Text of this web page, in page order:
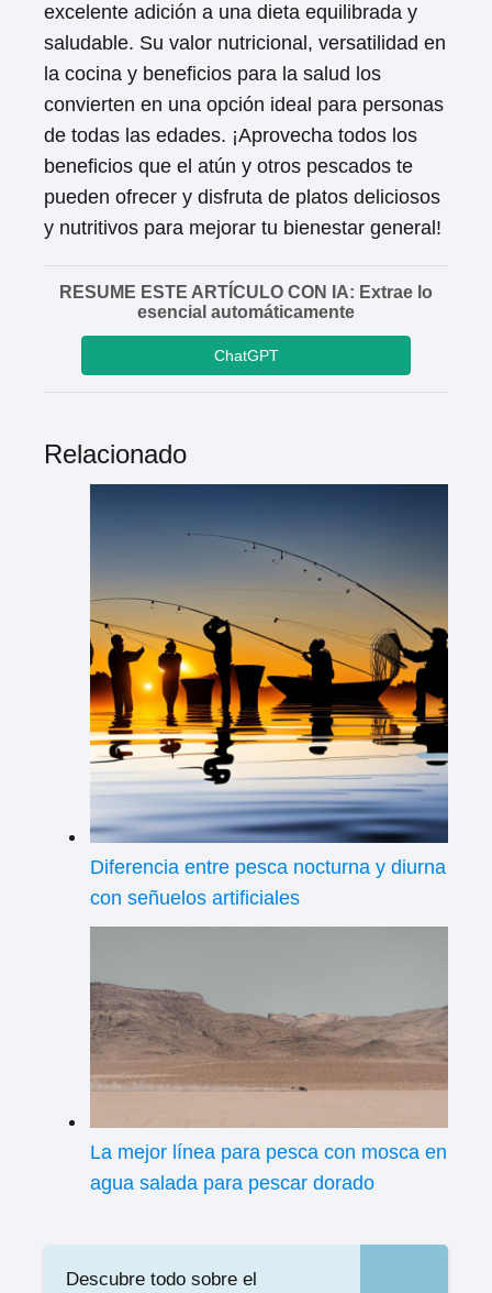
excelente adición a una dieta equilibrada y
saludable. Su valor nutricional, versatilidad en
la cocina y beneficios para la salud los
convierten en una opción ideal para personas
de todas las edades. ¡Aprovecha todos los
beneficios que el atún y otros pescados te
pueden ofrecer y disfruta de platos deliciosos
y nutritivos para mejorar tu bienestar general!
RESUME ESTE ARTÍCULO CON IA: Extrae lo
esencial automáticamente
ChatGPT
Relacionado
Diferencia entre pesca nocturna y diurna
con señuelos artificiales
La mejor línea para pesca con mosca en
agua salada para pescar dorado
Descubre todo sobre el